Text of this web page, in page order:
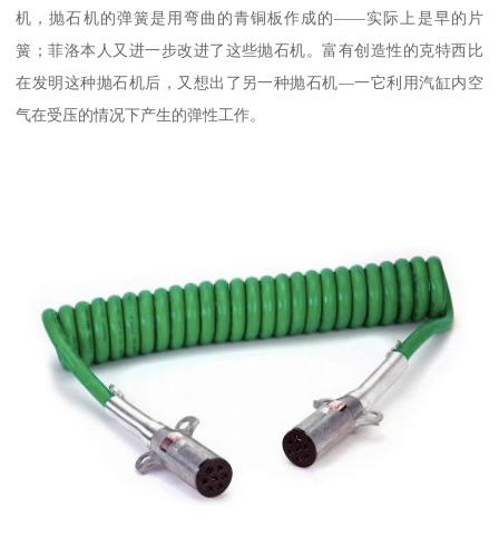
机，抛石机的弹簧是用弯曲的青铜板作成的——实际上是早的片
簧；菲洛本人又进一步改进了这些抛石机。富有创造性的克特西比
在发明这种抛石机后，又想出了另一种抛石机—一它利用汽缸内空
气在受压的情况下产生的弹性工作。